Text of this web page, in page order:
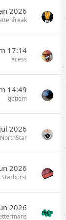
2026
17:14
Xcess
14:49
getiem
2026
NorthStar
2026
Starburst
2026